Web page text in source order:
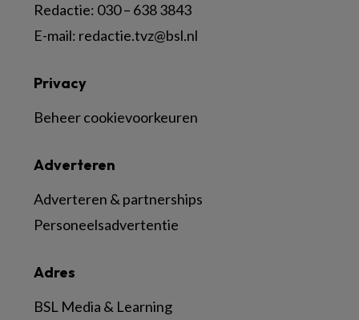
Redactie: 030 – 638 3843
E-mail: redactie.tvz@bsl.nl
Adres
BSL Media & Learning
Adverteren
Adverteren & partnerships
Personeelsadvertentie
Privacy
Beheer cookievoorkeuren